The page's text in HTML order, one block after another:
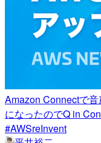
Amazon Connectで
になったのでQ in
#AWSreInvent